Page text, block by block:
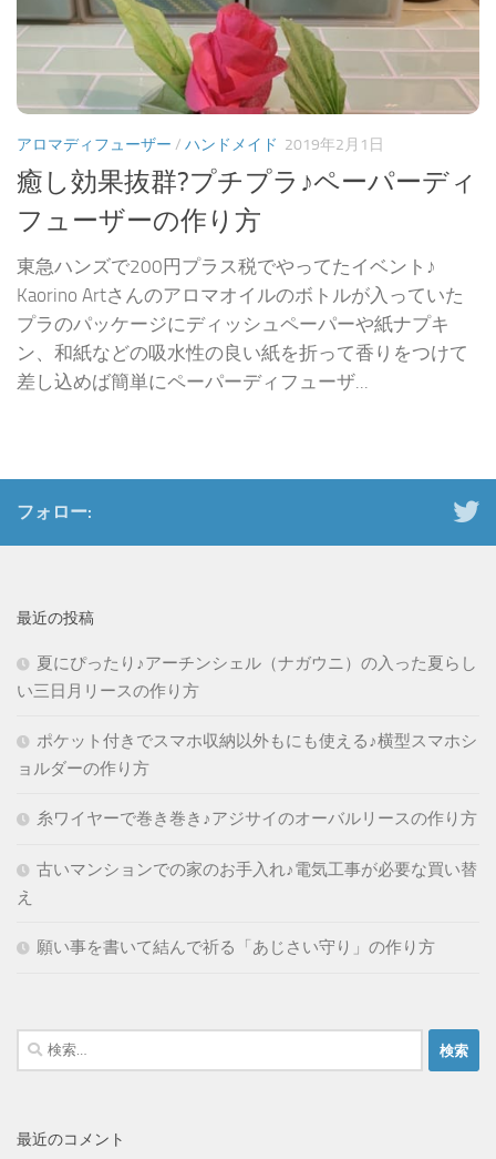
アロマディフューザー / ハンドメイド 2019年2月1日
癒し効果抜群?プチプラ♪ペーパーディ
フューザーの作り方
東急ハンズで200円プラス税でやってたイベント♪
Kaorino Artさんのアロマオイルのボトルが入っていた
プラのパッケージにディッシュペーパーや紙ナプキ
ン、和紙などの吸水性の良い紙を折って香りをつけて
差し込めば簡単にペーパーディフューザ...
フォロー:
最近の投稿
夏にぴったり♪アーチンシェル（ナガウニ）の入った夏らし
い三日月リースの作り方
ポケット付きでスマホ収納以外もにも使える♪横型スマホシ
ョルダーの作り方
糸ワイヤーで巻き巻き♪アジサイのオーバルリースの作り方
古いマンションでの家のお手入れ♪電気工事が必要な買い替
え
願い事を書いて結んで祈る「あじさい守り」の作り方
検
索:
最近のコメント